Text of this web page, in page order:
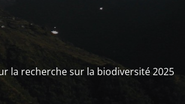
la recherche sur la biodiversité 2025